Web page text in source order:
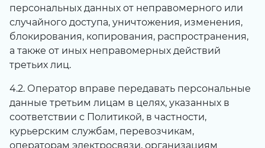
персональных данных от неправомерного или
случайного доступа, уничтожения, изменения,
блокирования, копирования, распространения,
а также от иных неправомерных действий
третьих лиц.
4.2. Оператор вправе передавать персональные
данные третьим лицам в целях, указанных в
соответствии с Политикой, в частности,
курьерским службам, перевозчикам,
операторам электросвязи, организациям